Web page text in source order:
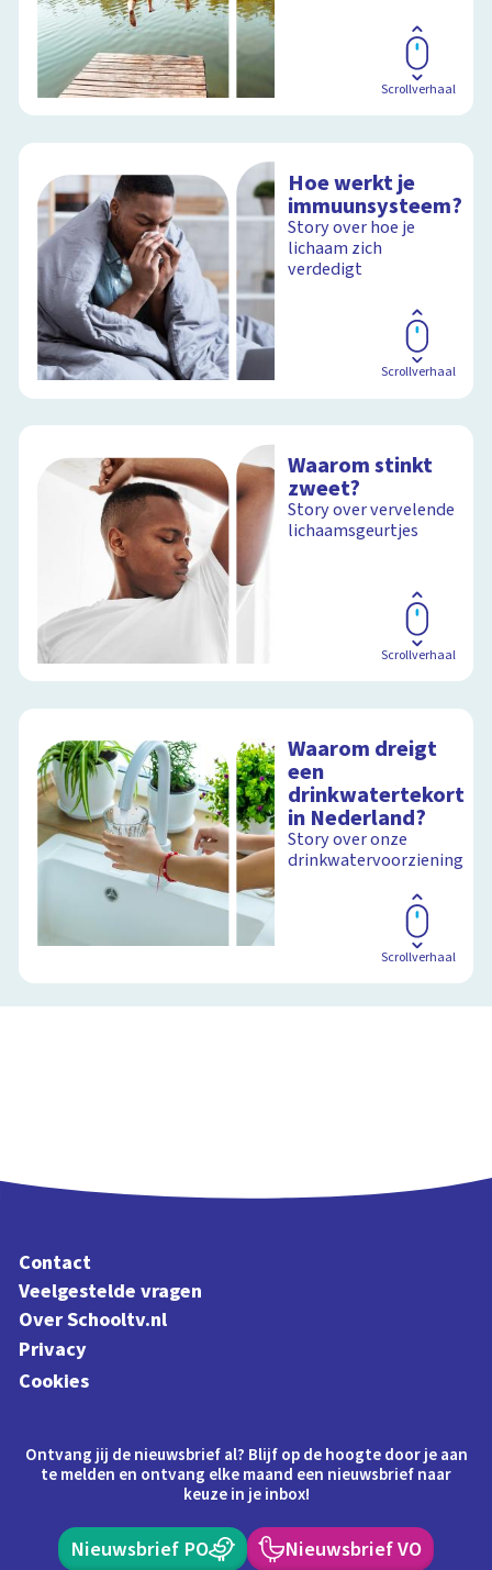
Scrollverhaal
Hoe werkt je
immuunsysteem?
Story over hoe je
lichaam zich
verdedigt
Scrollverhaal
Waarom stinkt
zweet?
Story over vervelende
lichaamsgeurtjes
Scrollverhaal
Waarom dreigt
een
drinkwatertekort
in Nederland?
Story over onze
drinkwatervoorziening
Scrollverhaal
Contact
Veelgestelde vragen
Over Schooltv.nl
Privacy
Cookies
Ontvang jij de nieuwsbrief al? Blijf op de hoogte door je aan
te melden en ontvang elke maand een nieuwsbrief naar
keuze in je inbox!
Nieuwsbrief PO Nieuwsbrief VO